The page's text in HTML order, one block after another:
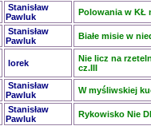
Stanisław
Pawluk
Polowania w KŁ
Stanisław
Pawluk
Białe misie w
lorek
Nie licz na
cz.III
Stanisław
Pawluk
W myśliwskiej
Stanisław
Pawluk
Rykowisko Nie